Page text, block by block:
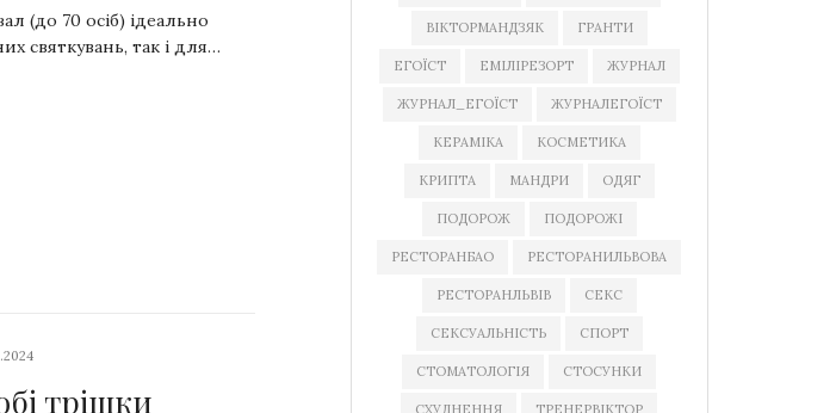
(до 70 осіб) ідеально
святкувань, так і для…
трішки
ВІКТОРМАНДЗЯК ГРАНТИ
ЕГОЇСТ ЕМІЛІРЕЗОРТ ЖУРНАЛ
ЖУРНАЛ_ЕГОЇСТ ЖУРНАЛЕГОЇСТ
КЕРАМІКА КОСМЕТИКА
КРИПТА МАНДРИ ОДЯГ
ПОДОРОЖ ПОДОРОЖІ
РЕСТОРАНБАО РЕСТОРАНИЛЬВОВА
РЕСТОРАНЛЬВІВ СЕКС
СЕКСУАЛЬНІСТЬ СПОРТ
СТОМАТОЛОГІЯ СТОСУНКИ